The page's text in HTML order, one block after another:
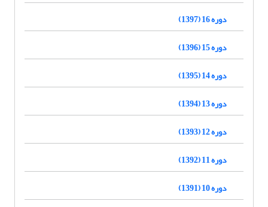
دوره 16 (1397)
دوره 15 (1396)
دوره 14 (1395)
دوره 13 (1394)
دوره 12 (1393)
دوره 11 (1392)
دوره 10 (1391)